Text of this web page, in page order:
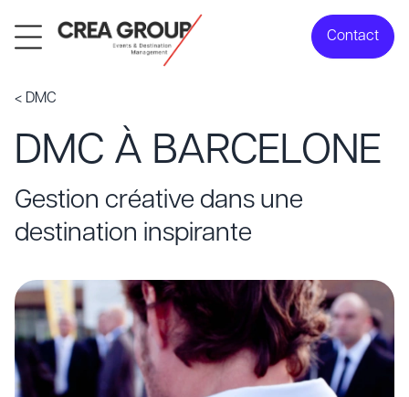
Contact
< DMC
DMC À BARCELONE
Gestion créative dans une
destination inspirante